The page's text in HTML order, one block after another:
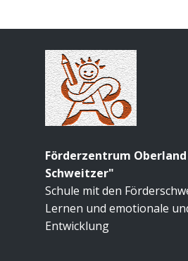
Förderzentrum
Schweitzer"
Schule mit den
Lernen und emotionale
Entwicklung